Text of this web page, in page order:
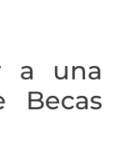
a una
Becas